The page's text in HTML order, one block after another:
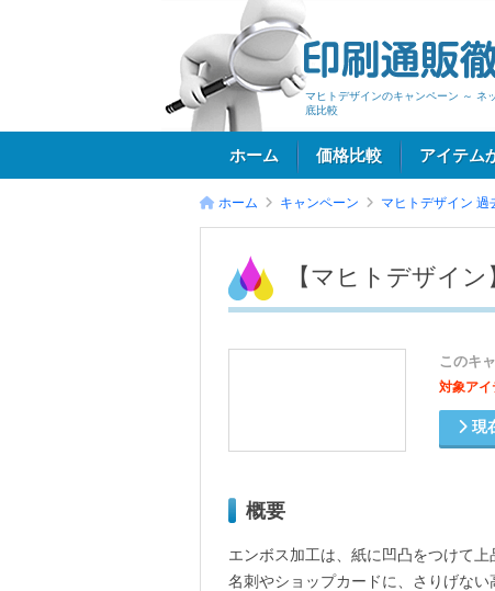
マヒトデザインのキャンペーン ～ ネ
底比較
ホーム 価格比較 アイテム
ホーム キャンペーン マヒトデザイン 過
【マヒトデザイ
このキ
対象アイ
現
概要
エンボス加工は、紙に凹凸をつけて上
名刺やショップカードに、さりげない